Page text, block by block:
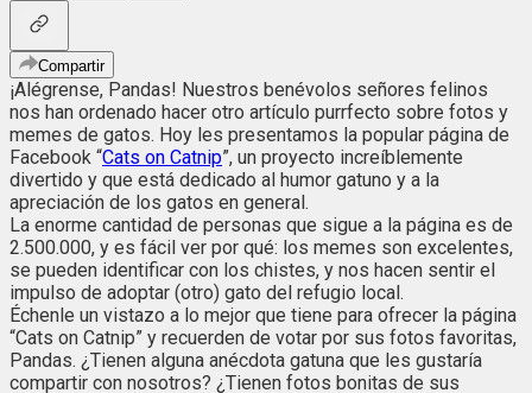
Compartir
¡Alégrense, Pandas! Nuestros benévolos señores felinos
nos han ordenado hacer otro artículo purrfecto sobre fotos y
memes de gatos. Hoy les presentamos la popular página de
Facebook “Cats on Catnip”, un proyecto increíblemente
divertido y que está dedicado al humor gatuno y a la
apreciación de los gatos en general.
La enorme cantidad de personas que sigue a la página es de
2.500.000, y es fácil ver por qué: los memes son excelentes,
se pueden identificar con los chistes, y nos hacen sentir el
impulso de adoptar (otro) gato del refugio local.
Échenle un vistazo a lo mejor que tiene para ofrecer la página
“Cats on Catnip” y recuerden de votar por sus fotos favoritas,
Pandas. ¿Tienen alguna anécdota gatuna que les gustaría
compartir con nosotros? ¿Tienen fotos bonitas de sus